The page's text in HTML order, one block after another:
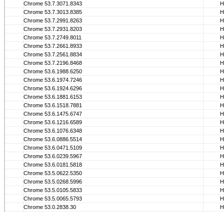
Chrome 53.7.3071.8343
Chrome 53.7.3013.8385
Chrome 53.7.2991.8263
Chrome 53.7.2931.8203
Chrome 53.7.2749.8011
Chrome 53.7.2661.8933
Chrome 53.7.2561.8834
Chrome 53.7.2196.8468
Chrome 53.6.1988.6250
Chrome 53.6.1974.7246
Chrome 53.6.1924.6296
Chrome 53.6.1881.6153
Chrome 53.6.1518.7881
Chrome 53.6.1475.6747
Chrome 53.6.1216.6589
Chrome 53.6.1076.6348
Chrome 53.6.0886.5514
Chrome 53.6.0471.5109
Chrome 53.6.0239.5967
Chrome 53.6.0181.5818
Chrome 53.5.0622.5350
Chrome 53.5.0268.5996
Chrome 53.5.0105.5833
Chrome 53.5.0065.5793
Chrome 53.0.2838.30